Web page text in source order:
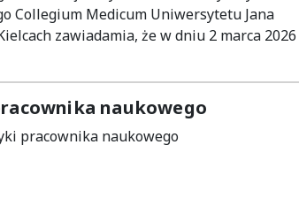
Collegium Medicum Uniwersytetu Jana
zawiadamia, że w dniu 2 marca 2026
naukowego
pracownika naukowego